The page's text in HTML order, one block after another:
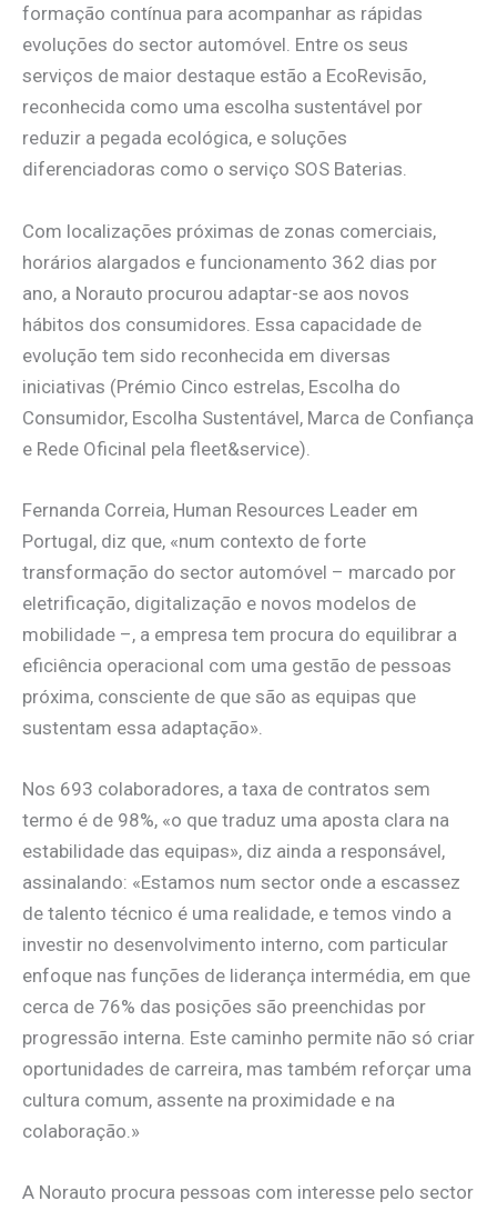
formação contínua para acompanhar as rápidas
evoluções do sector automóvel. Entre os seus
serviços de maior destaque estão a EcoRevisão,
reconhecida como uma escolha sustentável por
reduzir a pegada ecológica, e soluções
diferenciadoras como o serviço SOS Baterias.
Com localizações próximas de zonas comerciais,
horários alargados e funcionamento 362 dias por
ano, a Norauto procurou adaptar-se aos novos
hábitos dos consumidores. Essa capacidade de
evolução tem sido reconhecida em diversas
iniciativas (Prémio Cinco estrelas, Escolha do
Consumidor, Escolha Sustentável, Marca de Confiança
e Rede Oficinal pela fleet&service).
Fernanda Correia, Human Resources Leader em
Portugal, diz que, «num contexto de forte
transformação do sector automóvel – marcado por
eletrificação, digitalização e novos modelos de
mobilidade –, a empresa tem procura do equilibrar a
eficiência operacional com uma gestão de pessoas
próxima, consciente de que são as equipas que
sustentam essa adaptação».
Nos 693 colaboradores, a taxa de contratos sem
termo é de 98%, «o que traduz uma aposta clara na
estabilidade das equipas», diz ainda a responsável,
assinalando: «Estamos num sector onde a escassez
de talento técnico é uma realidade, e temos vindo a
investir no desenvolvimento interno, com particular
enfoque nas funções de liderança intermédia, em que
cerca de 76% das posições são preenchidas por
progressão interna. Este caminho permite não só criar
oportunidades de carreira, mas também reforçar uma
cultura comum, assente na proximidade e na
colaboração.»
A Norauto procura pessoas com interesse pelo sector